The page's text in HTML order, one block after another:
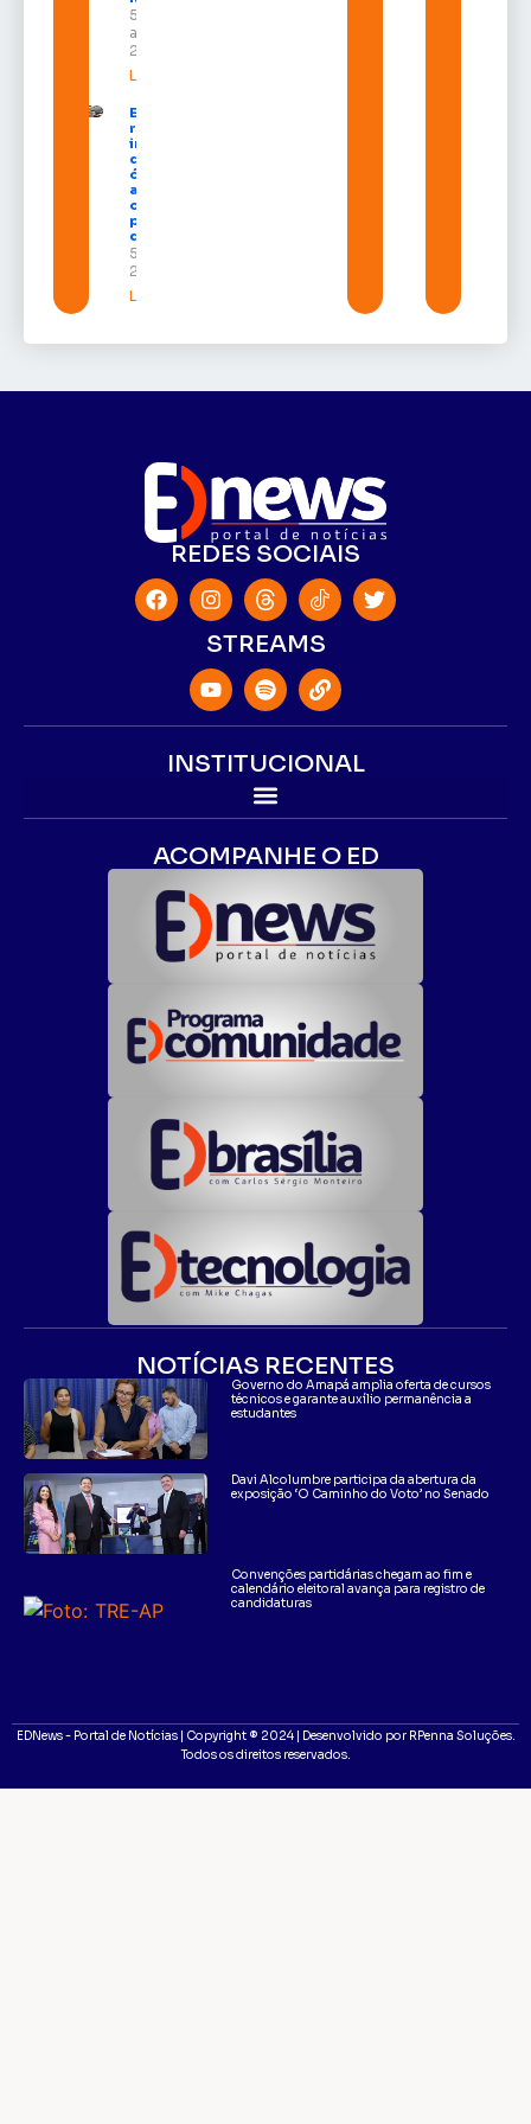
5 de
agosto de
2026
Leia mais »
Expofeira 2026
reúne grandes
investidores
do setor de
óleo e gás e
amplia
oportunidades
para empresas
do Amapá
5 de agosto de
2026
Leia mais »
REDES SOCIAIS
STREAMS
INSTITUCIONAL
ACOMPANHE O ED
NOTÍCIAS RECENTES
Governo do Amapá amplia oferta de cursos
técnicos e garante auxílio permanência a
estudantes
Davi Alcolumbre participa da abertura da
exposição ‘O Caminho do Voto’ no Senado
Convenções partidárias chegam ao fim e
calendário eleitoral avança para registro de
candidaturas
EDNews - Portal de Notícias | Copyright ® 2024 | Desenvolvido por RPenna Soluções.
Todos os direitos reservados.